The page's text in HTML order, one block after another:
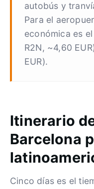
autobús y
Para el
económica es
R2N, ~4,60
EUR).
Itinerario
Barcelona
Cinco días es el